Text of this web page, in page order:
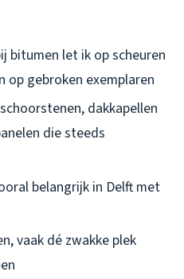
bitumen let ik op scheuren
op gebroken exemplaren
dakkapellen
die steeds
belangrijk in Delft met
vaak dé zwakke plek